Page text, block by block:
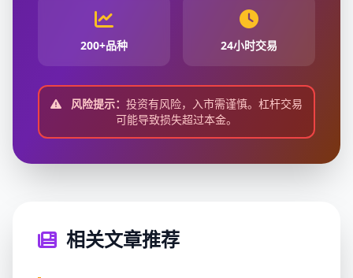
200+品种 24小时交易
风险提示： 投资有风险，入市需谨慎。杠杆交易
可能导致损失超过本金。
相关文章推荐